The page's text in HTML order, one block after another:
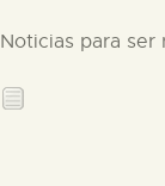
para ser